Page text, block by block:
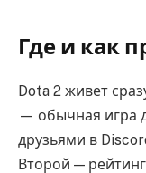
Где и как
Dota 2 живет
— обычная игра
друзьями в
Второй —